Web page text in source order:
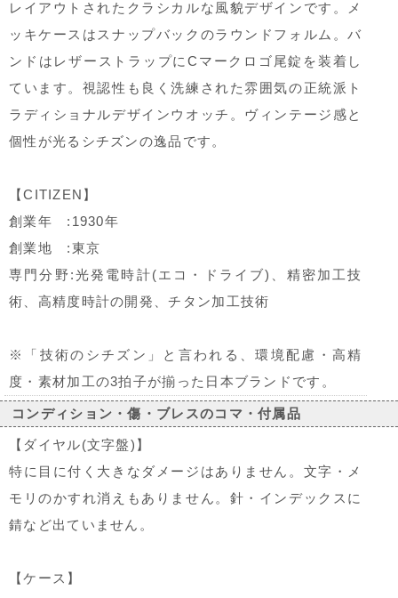
レイアウトされたクラシカルな風貌デザインです。メ
ッキケースはスナップバックのラウンドフォルム。バ
ンドはレザーストラップにCマークロゴ尾錠を装着し
ています。視認性も良く洗練された雰囲気の正統派ト
ラディショナルデザインウオッチ。ヴィンテージ感と
個性が光るシチズンの逸品です。
【CITIZEN】
創業年 :1930年
創業地 :東京
専門分野:光発電時計(エコ・ドライブ)、精密加工技
術、高精度時計の開発、チタン加工技術
※「技術のシチズン」と言われる、環境配慮・高精
度・素材加工の3拍子が揃った日本ブランドです。
コンディション・傷・ブレスのコマ・付属品
【ダイヤル(文字盤)】
特に目に付く大きなダメージはありません。文字・メ
モリのかすれ消えもありません。針・インデックスに
錆など出ていません。
【ケース】